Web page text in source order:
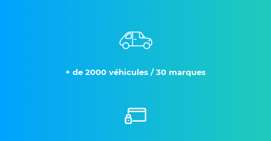
+ de 2000 véhicules / 30 marques